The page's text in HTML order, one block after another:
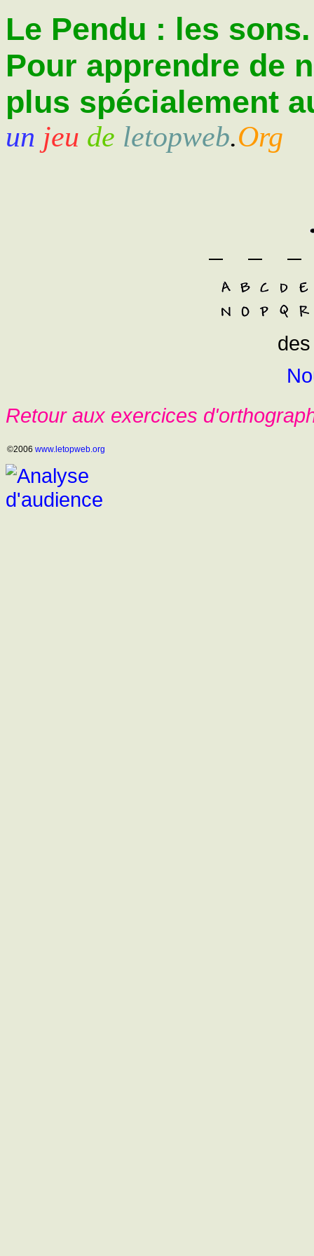
Le Pendu : les sons.
Pour apprendre de
plus spécialement
un jeu de letopweb.Org
Retour aux exercices
©2006 www.letopweb.org